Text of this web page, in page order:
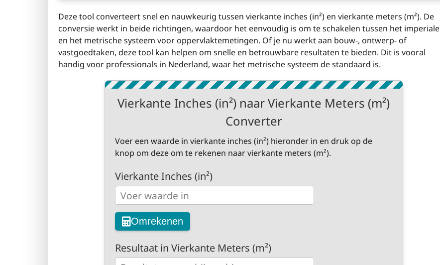
Deze tool converteert snel en nauwkeurig tussen vierkante inches (in²) en vierkante meters (m²). De
conversie werkt in beide richtingen, waardoor het eenvoudig is om te schakelen tussen het imperiale
en het metrische systeem voor oppervlaktemetingen. Of je nu werkt aan bouw-, ontwerp- of
vastgoedtaken, deze tool kan helpen om snelle en betrouwbare resultaten te bieden. Dit is vooral
handig voor professionals in Nederland, waar het metrische systeem de standaard is.
Vierkante Inches (in²) naar Vierkante Meters (m²)
Converter
Voer een waarde in vierkante inches (in²) hieronder in en druk op de
knop om deze om te rekenen naar vierkante meters (m²).
Vierkante Inches (in²)
Omrekenen
Resultaat in Vierkante Meters (m²)